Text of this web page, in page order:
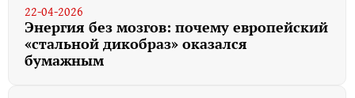
22-04-2026
Энергия без мозгов: почему европейский
«стальной дикобраз» оказался
бумажным